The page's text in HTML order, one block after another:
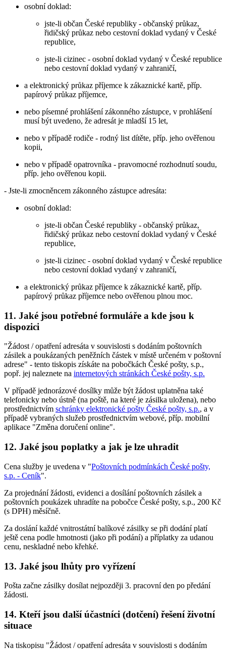
osobní doklad:
jste-li občan České republiky - občanský průkaz,
řidičský průkaz nebo cestovní doklad vydaný v České
republice,
jste-li cizinec - osobní doklad vydaný v České republice
nebo cestovní doklad vydaný v zahraničí,
a elektronický průkaz příjemce k zákaznické kartě, příp.
papírový průkaz příjemce,
nebo písemné prohlášení zákonného zástupce, v prohlášení
musí být uvedeno, že adresát je mladší 15 let,
nebo v případě rodiče - rodný list dítěte, příp. jeho ověřenou
kopii,
nebo v případě opatrovníka - pravomocné rozhodnutí soudu,
příp. jeho ověřenou kopii.
- Jste-li zmocněncem zákonného zástupce adresáta:
osobní doklad:
jste-li občan České republiky - občanský průkaz,
řidičský průkaz nebo cestovní doklad vydaný v České
republice,
jste-li cizinec - osobní doklad vydaný v České republice
nebo cestovní doklad vydaný v zahraničí,
a elektronický průkaz příjemce k zákaznické kartě, příp.
papírový průkaz příjemce nebo ověřenou plnou moc.
11. Jaké jsou potřebné formuláře a kde jsou k
dispozici
"Žádost / opatření adresáta v souvislosti s dodáním poštovních
zásilek a poukázaných peněžních částek v místě určeném v poštovní
adrese" - tento tiskopis získáte na pobočkách České pošty, s.p.,
popř. jej naleznete na internetových stránkách České pošty, s.p.
V případě jednorázové dosílky může být žádost uplatněna také
telefonicky nebo ústně (na poště, na které je zásilka uložena), nebo
prostřednictvím schránky elektronické pošty České pošty, s.p., a v
případě vybraných služeb prostřednictvím webové, příp. mobilní
aplikace "Změna doručení online".
12. Jaké jsou poplatky a jak je lze uhradit
Cena služby je uvedena v "Poštovních podmínkách České pošty,
s.p. - Ceník".
Za projednání žádosti, evidenci a dosílání poštovních zásilek a
poštovních poukázek uhradíte na pobočce České pošty, s.p., 200 Kč
(s DPH) měsíčně.
Za doslání každé vnitrostátní balíkové zásilky se při dodání platí
ještě cena podle hmotnosti (jako při podání) a příplatky za udanou
cenu, neskladné nebo křehké.
13. Jaké jsou lhůty pro vyřízení
Pošta začne zásilky dosílat nejpozději 3. pracovní den po předání
žádosti.
14. Kteří jsou další účastníci (dotčení) řešení životní
situace
Na tiskopisu "Žádost / opatření adresáta v souvislosti s dodáním